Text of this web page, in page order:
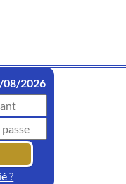
08/2026
?